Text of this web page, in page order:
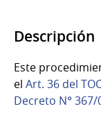
Descripción
Este
el Art. 36 del
Decreto N° 367/